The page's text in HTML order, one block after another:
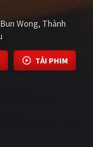
Wong Thành
TẢI PHIM